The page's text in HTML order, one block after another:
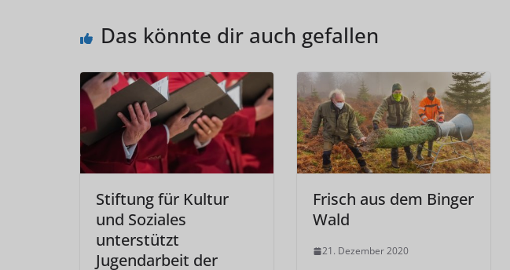
Das könnte dir auch gefallen
Stiftung für Kultur
und Soziales
unterstützt
Jugendarbeit der
Frisch aus dem Binger
Wald
21. Dezember 2020